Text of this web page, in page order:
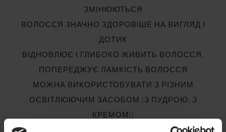
ЗМІНЮЮТЬСЯ
ВОЛОССЯ ЗНАЧНО ЗДОРОВІШЕ НА ВИГЛЯД І
ДОТИК
ВІДНОВЛЮЄ І ГЛИБОКО ЖИВИТЬ ВОЛОССЯ,
ПОПЕРЕДЖУЄ ЛАМКІСТЬ ВОЛОССЯ
МОЖНА ВИКОРИСТОВУВАТИ З РІЗНИМ
ОСВІТЛЮЮЧИМ ЗАСОБОМ (З ПУДРОЮ, З
КРЕМОМ))